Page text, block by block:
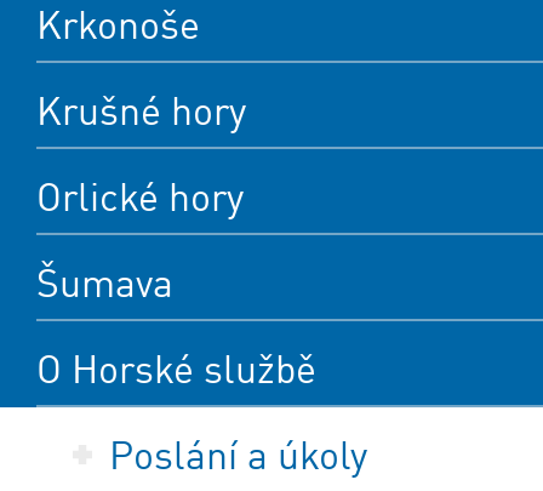
Krkonoše
Krušné hory
Orlické hory
Šumava
O Horské službě
Poslání a úkoly